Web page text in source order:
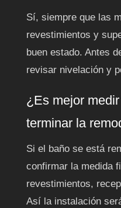
Sí, siempre que las
revestimientos y
buen estado. Antes
revisar nivelación y
¿Es mejor
terminar la
Si el baño se está
confirmar la medida
revestimientos,
Así la instalación